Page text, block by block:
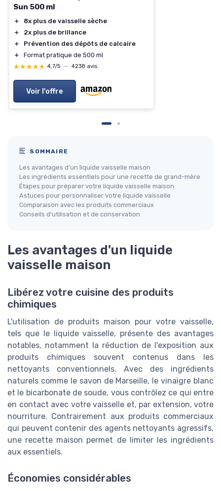
Sun 500 ml
＋
8x plus de vaisselle sèche
＋
2x plus de brillance
＋
Prévention des dépôts de calcaire
＋
Format pratique de 500 ml
★★★★★
★★★★★ 4,7/5 — 4238 avis
Voir l'offre
SOMMAIRE
Les avantages d'un liquide vaisselle maison
Les ingrédients essentiels pour une recette de grand-mère
Étapes pour préparer votre liquide vaisselle maison
Astuces pour personnaliser votre liquide vaisselle
Comparaison avec les produits commerciaux
Conseils d'utilisation et de conservation
Les avantages d'un liquide
vaisselle maison
Libérez votre cuisine des produits
chimiques
L'utilisation de produits maison pour votre vaisselle,
tels que le liquide vaisselle, présente des avantages
notables, notamment la réduction de l'exposition aux
produits chimiques souvent contenus dans les
nettoyants conventionnels. Avec des ingrédients
naturels comme le savon de Marseille, le vinaigre blanc
et le bicarbonate de soude, vous contrôlez ce qui entre
en contact avec votre vaisselle et, par extension, votre
nourriture. Contrairement aux produits commerciaux
qui peuvent contenir des agents nettoyants agressifs,
une recette maison permet de limiter les ingrédients
aux essentiels.
Économies considérables